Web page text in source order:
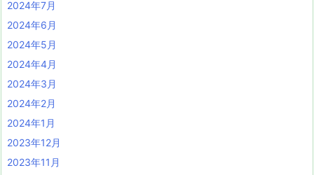
2024年7月
2024年6月
2024年5月
2024年4月
2024年3月
2024年2月
2024年1月
2023年12月
2023年11月